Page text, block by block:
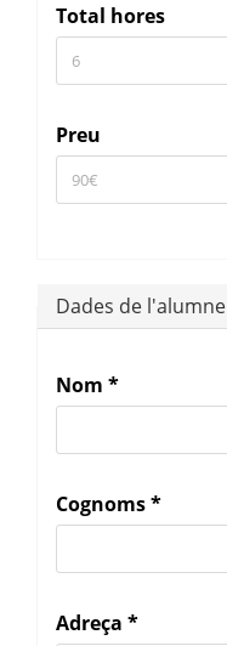
Total hores
Preu
Dades de l'alumne
Nom *
Cognoms*
Adreça *